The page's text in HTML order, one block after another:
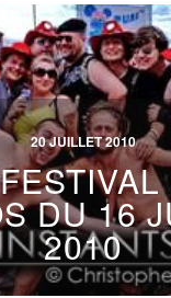
20 JUILLET 2010
DU 16
2010